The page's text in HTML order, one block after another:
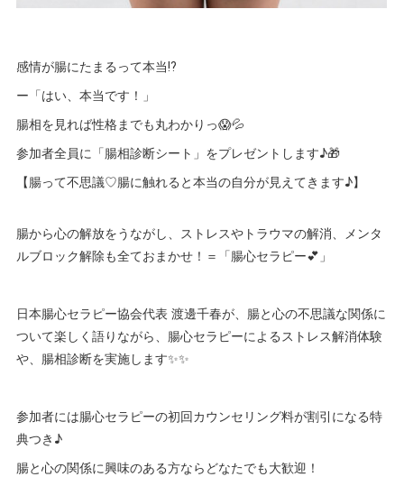
感情が腸にたまるって本当⁉️
ー「はい、本当です！」
腸相を見れば性格までも丸わかりっ😱💦
参加者全員に「腸相診断シート」をプレゼントします♪🎁
【腸って不思議♡腸に触れると本当の自分が見えてきます♪】
腸から心の解放をうながし、ストレスやトラウマの解消、メンタ
ルブロック解除も全ておまかせ！＝「腸心セラピー💕」
日本腸心セラピー協会代表 渡邊千春が、腸と心の不思議な関係に
ついて楽しく語りながら、腸心セラピーによるストレス解消体験
や、腸相診断を実施します✨✨
参加者には腸心セラピーの初回カウンセリング料が割引になる特
典つき♪
腸と心の関係に興味のある方ならどなたでも大歓迎！